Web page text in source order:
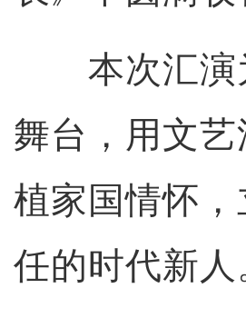
本次汇演
舞台，用文
植家国情怀
任的时代新人